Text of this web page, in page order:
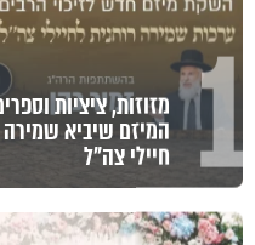
1 מזוזות, ציציות
המיזם שיביא שמירה
חיילי צה"ל